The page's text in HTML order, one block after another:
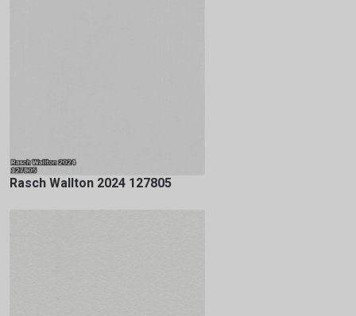
Rasch Wallton 2024 127805